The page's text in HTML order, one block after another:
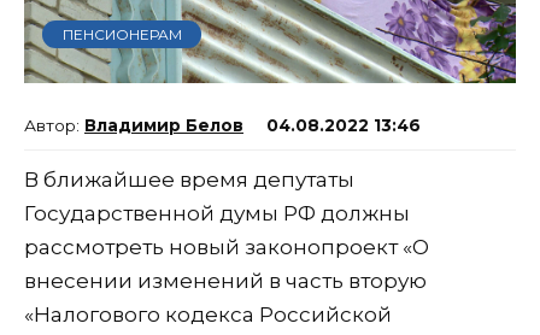
ПЕНСИОНЕРАМ
Владимир Белов 04.08.2022 13:46
В ближайшее время депутаты
Государственной думы РФ должны
рассмотреть новый законопроект «О
внесении изменений в часть вторую
«Налогового кодекса Российской